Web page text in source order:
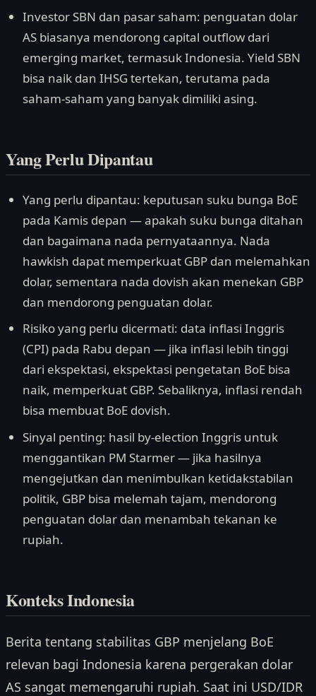
Investor SBN dan pasar saham: penguatan dolar
AS biasanya mendorong capital outflow dari
emerging market, termasuk Indonesia. Yield SBN
bisa naik dan IHSG tertekan, terutama pada
saham-saham yang banyak dimiliki asing.
Yang Perlu Dipantau
Yang perlu dipantau: keputusan suku bunga BoE
pada Kamis depan — apakah suku bunga ditahan
dan bagaimana nada pernyataannya. Nada
hawkish dapat memperkuat GBP dan melemahkan
dolar, sementara nada dovish akan menekan GBP
dan mendorong penguatan dolar.
Risiko yang perlu dicermati: data inflasi Inggris
(CPI) pada Rabu depan — jika inflasi lebih tinggi
dari ekspektasi, ekspektasi pengetatan BoE bisa
naik, memperkuat GBP. Sebaliknya, inflasi rendah
bisa membuat BoE dovish.
Sinyal penting: hasil by-election Inggris untuk
menggantikan PM Starmer — jika hasilnya
mengejutkan dan menimbulkan ketidakstabilan
politik, GBP bisa melemah tajam, mendorong
penguatan dolar dan menambah tekanan ke
rupiah.
Konteks Indonesia
Berita tentang stabilitas GBP menjelang BoE
relevan bagi Indonesia karena pergerakan dolar
AS sangat memengaruhi rupiah. Saat ini USD/IDR